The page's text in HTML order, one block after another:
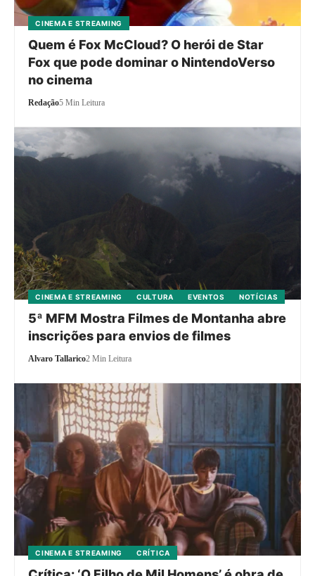
CINEMA E STREAMING
Quem é Fox McCloud? O herói de Star
Fox que pode dominar o NintendoVerso
no cinema
Redação5 Min Leitura
CINEMA E STREAMING CULTURA EVENTOS NOTÍCIAS
5ª MFM Mostra Filmes de Montanha abre
inscrições para envios de filmes
Alvaro Tallarico2 Min Leitura
CINEMA E STREAMING CRÍTICA